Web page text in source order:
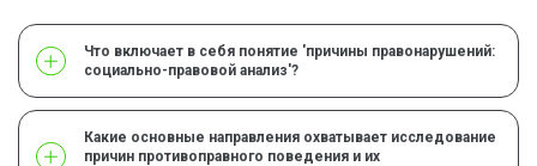
Что включает в себя понятие 'причины правонарушений:
социально-правовой анализ'?
Какие основные направления охватывает исследование
причин противоправного поведения и их